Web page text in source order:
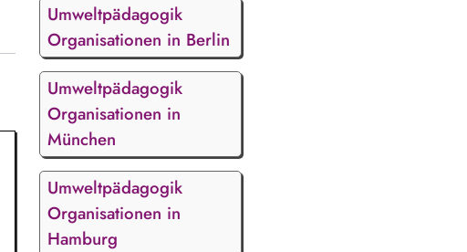
Umweltpädagogik
Organisationen in Berlin
Umweltpädagogik
Organisationen in
München
Umweltpädagogik
Organisationen in
Hamburg